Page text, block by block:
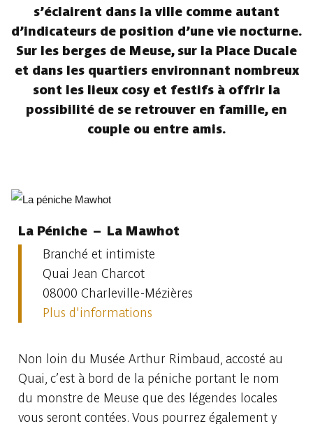
s’éclairent dans la ville comme autant
d’indicateurs de position d’une vie nocturne.
Sur les berges de Meuse, sur la Place Ducale
et dans les quartiers environnant nombreux
sont les lieux cosy et festifs à offrir la
possibilité de se retrouver en famille, en
couple ou entre amis.
La Péniche – La Mawhot
Branché et intimiste
Quai Jean Charcot
08000 Charleville-Mézières
Plus d'informations
Non loin du Musée Arthur Rimbaud, accosté au
Quai, c’est à bord de la péniche portant le nom
du monstre de Meuse que des légendes locales
vous seront contées. Vous pourrez également y